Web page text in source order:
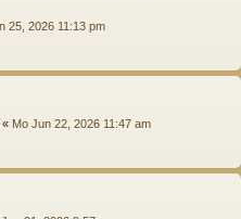
25, 2026 11:13 pm
« Mo Jun 22, 2026 11:47 am